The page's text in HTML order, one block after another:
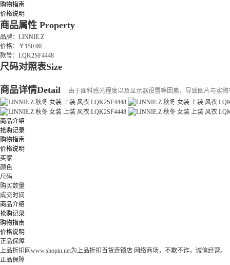
购物指南
价格说明
商品属性 Property
品牌：LINNIE.Z
价格：￥150.00
款号：LQK2SF4448
尺码对照表Size
商品详情Detail 由于面料感光程度以及显示器设置等因素，导致图片与实
商品介绍
抢购记录
购物指南
价格说明
买家
颜色
尺码
购买数量
成交时间
商品介绍
抢购记录
购物指南
价格说明
正品保障
上品折扣网www.shopin.net为上品折扣百货连锁店 网络商场，不欺不诈，诚信经营。
正品保障